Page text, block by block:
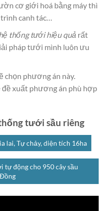
cơ giới hoá bằng máy thì
canh tác…
thống tưới hiệu quả rất
pháp tưới mình luôn ưu
chọn phương án này.
xuất phương án phù hợp
tưới sầu riêng
lai, Tự chảy, diện tích 16ha
tự động cho 950 cây sầu